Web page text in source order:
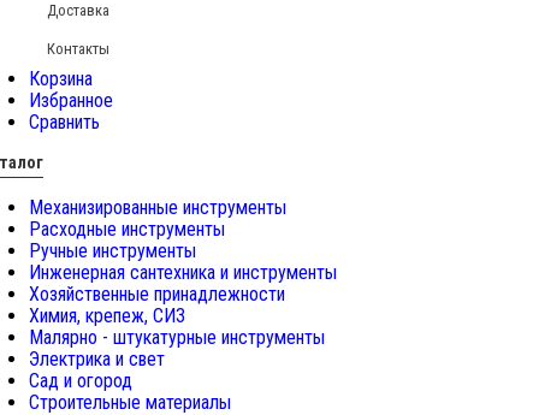
Доставка
Контакты
Корзина
Избранное
Сравнить
Механизированные инструменты
Расходные инструменты
Ручные инструменты
Инженерная сантехника и инструменты
Хозяйственные принадлежности
Химия, крепеж, СИЗ
Малярно - штукатурные инструменты
Электрика и свет
Сад и огород
Строительные материалы